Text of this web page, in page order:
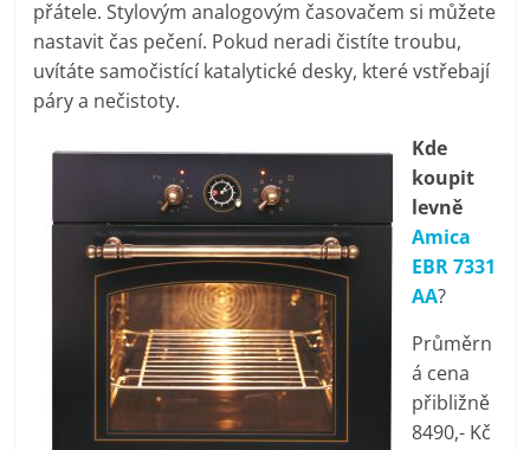
notebooky,
mobilní
telefony,
kávovary,
bazény
elektronika
porovnání
přátele. Stylovým analogovým časovačem si můžete
nastavit čas pečení. Pokud neradi čistíte troubu,
uvítáte samočistící katalytické desky, které vstřebají
páry a nečistoty.
Kde
koupit
levně
Amica
EBR 7331
AA?
Průměrn
á cena
přibližně
8490,- Kč